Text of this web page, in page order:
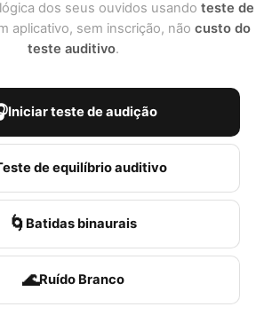
dos seus ouvidos usando teste de
aplicativo, sem inscrição, não custo do
teste auditivo.
Iniciar teste de audição
de equilíbrio auditivo
🌀 Batidas binaurais
🌊Ruído Branco